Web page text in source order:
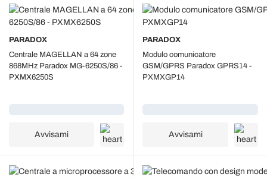
PARADOX
Centrale MAGELLAN a 64 zone
868MHz Paradox MG-6250S/86 -
PXMX6250S
Avvisami
PARADOX
Modulo comunicatore
GSM/GPRS Paradox GPRS14 -
PXMXGP14
Avvisami